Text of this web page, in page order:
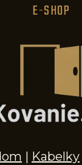
E-SHOP
| Kabelky